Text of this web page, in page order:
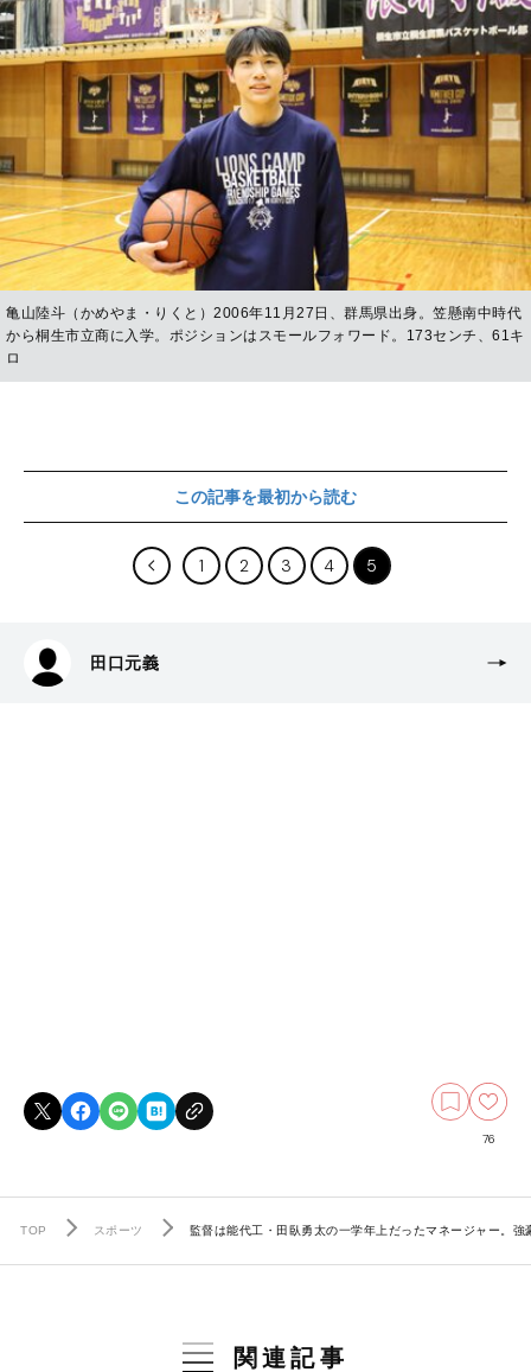
亀山陸斗（かめやま・りくと）2006年11月27日、群馬県出身。笠懸南中時代
から桐生市立商に入学。ポジションはスモールフォワード。173センチ、61キ
ロ
この記事を最初から読む
1 2 3 4 5
田口元義
76
TOP スポーツ 監督は能代工・田臥勇太の一学年上だったマネージャー。
関連記事